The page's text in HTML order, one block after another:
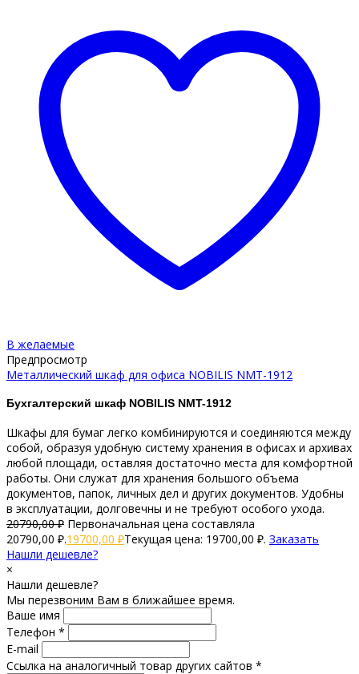
В желаемые
Предпросмотр
Металлический шкаф для офиса NOBILIS NMT-1912
Бухгалтерский шкаф NOBILIS NMT-1912
Шкафы для бумаг легко комбинируются и соединяются между
собой, образуя удобную систему хранения в офисах и архивах
любой площади, оставляя достаточно места для комфортной
работы. Они служат для хранения большого объема
документов, папок, личных дел и других документов. Удобны
в эксплуатации, долговечны и не требуют особого ухода.
20790,00₽ Первоначальная цена составляла
20790,00 ₽.19700,00 ₽Текущая цена: 19700,00 ₽. Заказать
Нашли дешевле?
×
Нашли дешевле?
Мы перезвоним Вам в ближайшее время.
Ваше имя
Телефон *
E-mail
Ссылка на аналогичный товар других сайтов *